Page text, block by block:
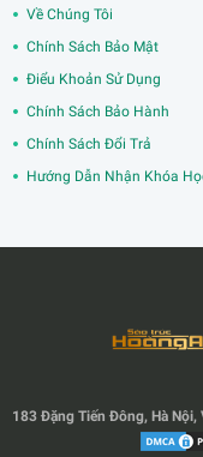
Về Chúng Tôi
Chính Sách Bảo Mật
Điểu Khoản Sử Dụng
Chính Sách Bảo Hành
Chính Sách Đổi Trả
Hướng Dẫn Nhận Khóa
183 Đặng Tiến Đông, Hà Nội,